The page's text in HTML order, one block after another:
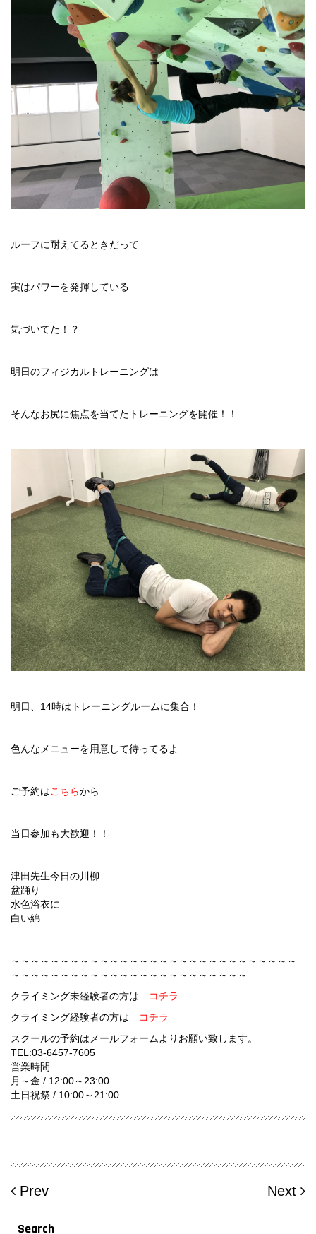
ルーフに耐えてるときだって
実はパワーを発揮している
気づいてた！？
明日のフィジカルトレーニングは
そんなお尻に焦点を当てたトレーニングを開催！！
明日、14時はトレーニングルームに集合！
色んなメニューを用意して待ってるよ
ご予約はこちらから
当日参加も大歓迎！！
津田先生今日の川柳
盆踊り
水色浴衣に
白い綿
～～～～～～～～～～～～～～～～～～～～～～～～～～～～～
～～～～～～～～～～～～～～～～～～～～～～～～
クライミング未経験者の方は
コチラ
クライミング経験者の方は
コチラ
スクールの予約はメールフォームよりお願い致します。
TEL:03-6457-7605
営業時間
月～金 / 12:00～23:00
土日祝祭 / 10:00～21:00
Prev Next
Search